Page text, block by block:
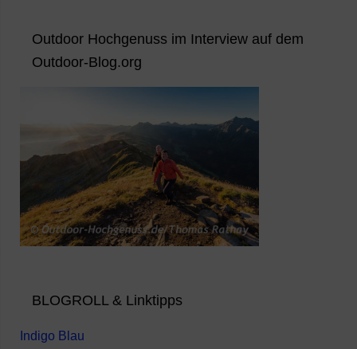
Outdoor Hochgenuss im Interview auf dem
Outdoor-Blog.org
BLOGROLL & Linktipps
Indigo Blau